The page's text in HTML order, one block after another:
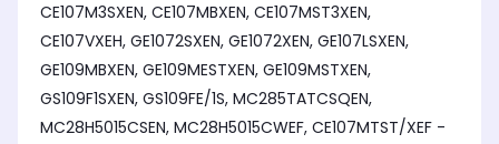
CE107M3SXEN, CE107MBXEN, CE107MST3XEN,
CE107VXEH, GE1072SXEN, GE1072XEN, GE107LSXEN,
GE109MBXEN, GE109MESTXEN, GE109MSTXEN,
GS109F1SXEN, GS109FE/1S, MC285TATCSQEN,
MC28H5015CSEN, MC28H5015CWEF, CE107MTST/XEF -